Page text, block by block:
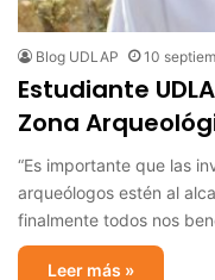
Blog UDLAP 10
Estudiante
Zona
“Es importante que las
arqueólogos estén al
finalmente todos nos
Leer más »